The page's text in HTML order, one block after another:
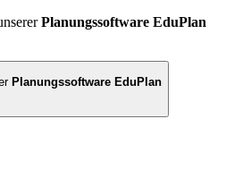
Planungssoftware EduPlan
Planungssoftware EduPlan